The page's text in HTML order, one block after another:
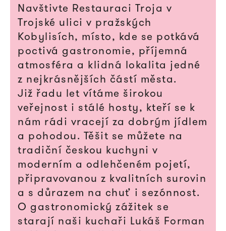
Navštivte Restauraci Troja v
Trojské ulici v pražských
Kobylisích, místo, kde se potkává
poctivá gastronomie, příjemná
atmosféra a klidná lokalita jedné
z nejkrásnějších částí města.
Již řadu let vítáme širokou
veřejnost i stálé hosty, kteří se k
nám rádi vracejí za dobrým jídlem
a pohodou. Těšit se můžete na
tradiční českou kuchyni v
moderním a odlehčeném pojetí,
připravovanou z kvalitních surovin
a s důrazem na chuť i sezónnost.
O gastronomický zážitek se
starají naši kuchaři Lukáš Forman